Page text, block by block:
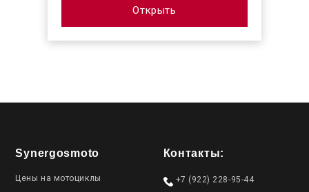
Открыть
Synergosmoto
Цены на мотоциклы
Контакты:
+7 (922) 228-95-44